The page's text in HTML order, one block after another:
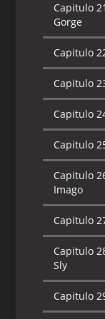
Capitulo
Gorge
Capitulo
Capitulo
Capitulo
Capitulo
Capitulo
Imago
Capitulo
Capitulo
Sly
Capitulo